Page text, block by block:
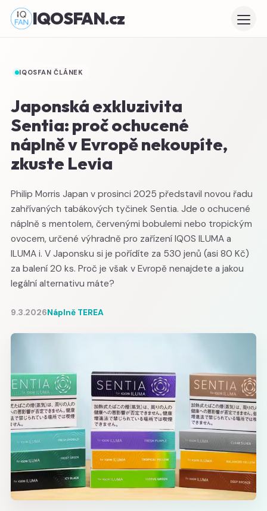
IQOSFAN.cz
IQOSFAN ČLÁNEK
Japonská exkluzivita
Sentia: proč ochucené
náplně v Evropě nekoupíte,
zkuste Levia
Philip Morris Japan v prosinci 2025 představil novou řadu
zahřívaných tabákových tyčinek Sentia. Jde o ochucené
náplně s mentolem, červenými bobulemi nebo tropickým
ovocem, určené výhradně pro zařízení IQOS ILUMA a
ILUMA i. V Japonsku si je pořídíte za 530 jenů (asi 80 Kč)
za balení 20 ks. Proč je však v Evropě nenajdete a jakou
legální alternativu máte?
9.3.2026Náplně TEREA